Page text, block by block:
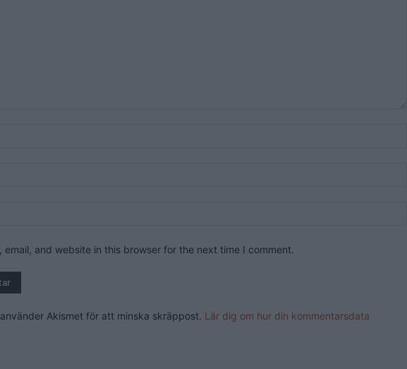
email, and website in this browser for the next time I comment.
Akismet för att minska skräppost. Lär dig om hur din kommentarsdata